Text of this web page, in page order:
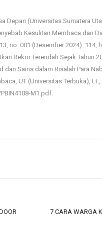
Depan (Universitas Sumatera
Kesulitan Membaca dan
no. 001 (Desember 2024):
Rekor Terendah Sejak Tahun
Sains dalam Risalah Para
UT (Universitas Terbuka), t.t.,
M1.pdf.
7 CARA WARGA